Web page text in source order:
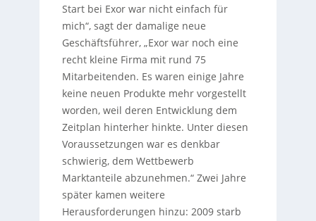
Start bei Exor war nicht einfach für
mich“, sagt der damalige neue
Geschäftsführer, „Exor war noch eine
recht kleine Firma mit rund 75
Mitarbeitenden. Es waren einige Jahre
keine neuen Produkte mehr vorgestellt
worden, weil deren Entwicklung dem
Zeitplan hinterher hinkte. Unter diesen
Voraussetzungen war es denkbar
schwierig, dem Wettbewerb
Marktanteile abzunehmen.“ Zwei Jahre
später kamen weitere
Herausforderungen hinzu: 2009 starb